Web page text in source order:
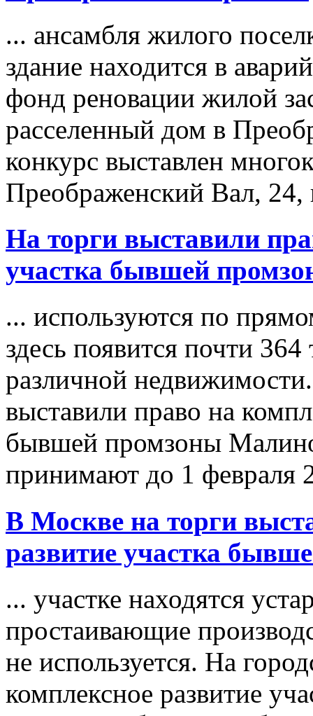
... ансамбля жилого
здание находится в
фонд реновации жилой
расселенный дом в
конкурс выставлен
Преображенский Вал, 24,
На торги выставили
участка бывшей
... используются по
здесь появится почти
различной
выставили право на
бывшей промзоны
принимают до 1 февраля
В Москве на торги
развитие участка
... участке находятся
простаивающие
не используется. На
комплексное развитие